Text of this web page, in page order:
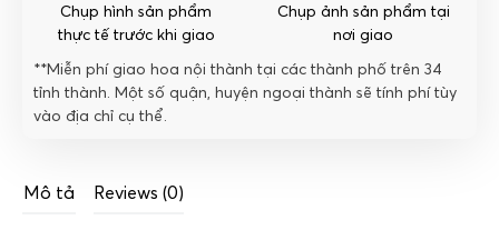
Chụp hình sản phẩm
thực tế trước khi giao
Chụp ảnh sản phẩm tại
nơi giao
**Miễn phí giao hoa nội thành tại các thành phố trên 34
tỉnh thành. Một số quận, huyện ngoại thành sẽ tính phí tùy
vào địa chỉ cụ thể.
Mô tả Reviews (0)